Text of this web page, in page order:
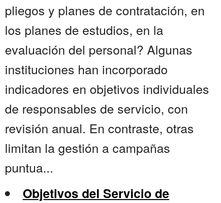
pliegos y planes de contratación, en
los planes de estudios, en la
evaluación del personal? Algunas
instituciones han incorporado
indicadores en objetivos individuales
de responsables de servicio, con
revisión anual. En contraste, otras
limitan la gestión a campañas
puntua...
Objetivos del Servicio de